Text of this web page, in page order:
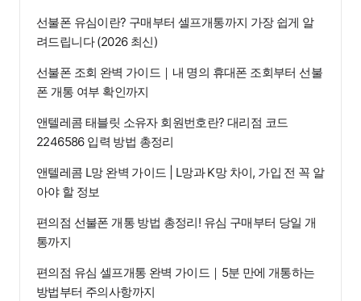
선불폰 유심이란? 구매부터 셀프개통까지 가장 쉽게 알
려드립니다 (2026 최신)
선불폰 조회 완벽 가이드｜내 명의 휴대폰 조회부터 선불
폰 개통 여부 확인까지
앤텔레콤 태블릿 소유자 회원번호란? 대리점 코드
2246586 입력 방법 총정리
앤텔레콤 L망 완벽 가이드 | L망과 K망 차이, 가입 전 꼭 알
아야 할 정보
편의점 선불폰 개통 방법 총정리! 유심 구매부터 당일 개
통까지
편의점 유심 셀프개통 완벽 가이드｜5분 만에 개통하는
방법부터 주의사항까지